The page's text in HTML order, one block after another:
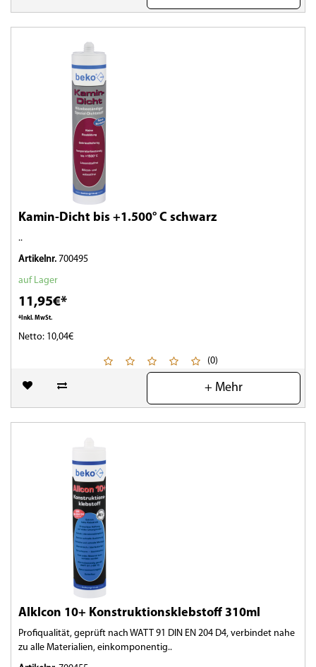
Kamin-Dicht bis +1.500° C schwarz
..
Artikelnr. 700495
auf Lager
11,95€*
*Inkl. MwSt.
Netto: 10,04€
(0)
+ Mehr
Alklcon 10+ Konstruktionsklebstoff 310ml
Profiqualität, geprüft nach WATT 91 DIN EN 204 D4, verbindet nahe
zu alle Materialien, einkomponentig..